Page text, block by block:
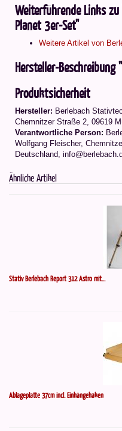
Weiterführende Links
Planet 3er-Set"
Weitere Artikel von
Hersteller-Beschreibung
Produktsicherheit
Hersteller: Berlebach
Chemnitzer Straße 2, 09619
Verantwortliche Person:
Wolfgang Fleischer,
Deutschland,
Ähnliche Artikel
Stativ Berlebach Report 312 Astro mit...
Ablageplatte 37cm incl. Einhängehaken